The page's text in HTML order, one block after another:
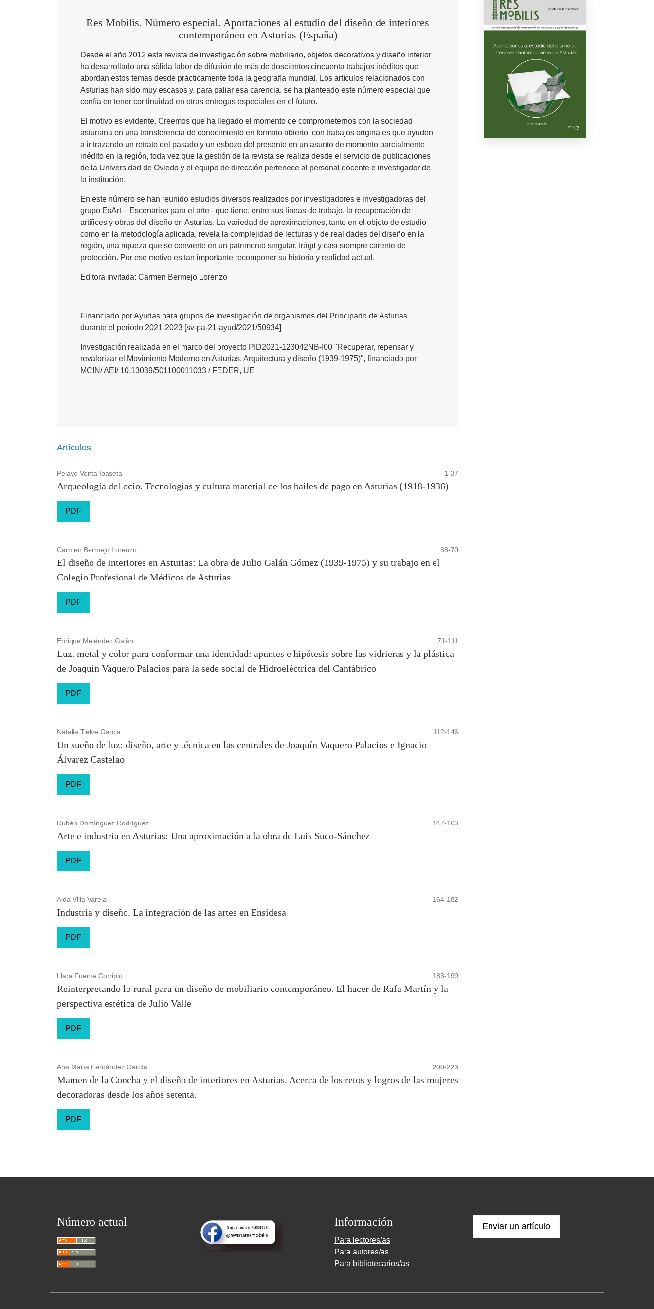
Res Mobilis. Número especial. Aportaciones al estudio del diseño de interiores
contemporáneo en Asturias (España)
Desde el año 2012 esta revista de investigación sobre mobiliario, objetos decorativos y diseño interior
ha desarrollado una sólida labor de difusión de más de doscientos cincuenta trabajos inéditos que
abordan estos temas desde prácticamente toda la geografía mundial. Los artículos relacionados con
Asturias han sido muy escasos y, para paliar esa carencia, se ha planteado este número especial que
confía en tener continuidad en otras entregas especiales en el futuro.
El motivo es evidente. Creemos que ha llegado el momento de comprometernos con la sociedad
asturiana en una transferencia de conocimiento en formato abierto, con trabajos originales que ayuden
a ir trazando un retrato del pasado y un esbozo del presente en un asunto de momento parcialmente
inédito en la región, toda vez que la gestión de la revista se realiza desde el servicio de publicaciones
de la Universidad de Oviedo y el equipo de dirección pertenece al personal docente e investigador de
la institución.
En este número se han reunido estudios diversos realizados por investigadores e investigadoras del
grupo EsArt – Escenarios para el arte– que tiene, entre sus líneas de trabajo, la recuperación de
artífices y obras del diseño en Asturias. La variedad de aproximaciones, tanto en el objeto de estudio
como en la metodología aplicada, revela la complejidad de lecturas y de realidades del diseño en la
región, una riqueza que se convierte en un patrimonio singular, frágil y casi siempre carente de
protección. Por ese motivo es tan importante recomponer su historia y realidad actual.
Editora invitada: Carmen Bermejo Lorenzo
Financiado por Ayudas para grupos de investigación de organismos del Principado de Asturias
durante el periodo 2021-2023 [sv-pa-21-ayud/2021/50934]
Investigación realizada en el marco del proyecto PID2021-123042NB-I00 "Recuperar, repensar y
revalorizar el Movimiento Moderno en Asturias. Arquitectura y diseño (1939-1975)", financiado por
MCIN/ AEI/ 10.13039/501100011033 / FEDER, UE
Artículos
Pelayo Venta Ibaseta 1-37
Arqueología del ocio. Tecnologías y cultura material de los bailes de pago en Asturias (1918-1936)
PDF
Carmen Bermejo Lorenzo 38-70
El diseño de interiores en Asturias: La obra de Julio Galán Gómez (1939-1975) y su trabajo en el
Colegio Profesional de Médicos de Asturias
PDF
Enrique Meléndez Galán 71-111
Luz, metal y color para conformar una identidad: apuntes e hipótesis sobre las vidrieras y la plástica
de Joaquín Vaquero Palacios para la sede social de Hidroeléctrica del Cantábrico
PDF
Natalia Tielve Garcia 112-146
Un sueño de luz: diseño, arte y técnica en las centrales de Joaquín Vaquero Palacios e Ignacio
Álvarez Castelao
PDF
Rubén Domínguez Rodríguez 147-163
Arte e industria en Asturias: Una aproximación a la obra de Luis Suco-Sánchez
PDF
Aida Villa Varela 164-182
Industria y diseño. La integración de las artes en Ensidesa
PDF
Llara Fuente Corripio 183-199
Reinterpretando lo rural para un diseño de mobiliario contemporáneo. El hacer de Rafa Martín y la
perspectiva estética de Julio Valle
PDF
Ana María Fernández García 200-223
Mamen de la Concha y el diseño de interiores en Asturias. Acerca de los retos y logros de las mujeres
decoradoras desde los años setenta.
PDF
Número actual Información
Para lectores/as
Para autores/as
Para bibliotecarios/as
Enviar un artículo